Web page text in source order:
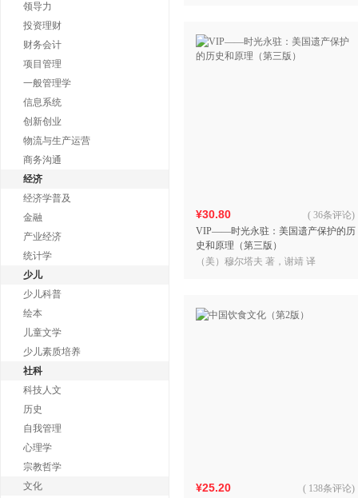
领导力
投资理财
财务会计
项目管理
一般管理学
信息系统
创新创业
物流与生产运营
商务沟通
经济
经济学普及
金融
产业经济
统计学
少儿
少儿科普
绘本
儿童文学
少儿素质培养
社科
科技人文
历史
自我管理
心理学
宗教哲学
文化
¥30.80
VIP——时光永驻：美国遗产保护的历
史和原理（第三版）
( 36条评论)
（美）穆尔塔夫 著，谢靖 译
¥25.20 ( 138条评论)